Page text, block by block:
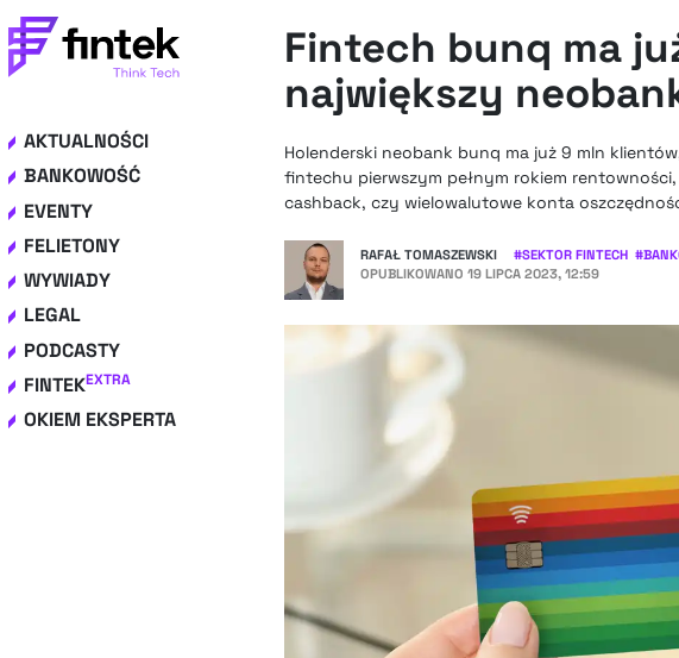
AKTUALNOŚCI
BANKOWOŚĆ
EVENTY
FELIETONY
WYWIADY
LEGAL
PODCASTY
FINTEKEXTRA
OKIEM EKSPERTA
Fintech bunq ma
największy
Holenderski neobank bunq ma już 9 mln
fintechu pierwszym pełnym rokiem
cashback, czy wielowalutowe konta
RAFAŁ TOMASZEWSKI #SEKTOR FINTECH #
OPUBLIKOWANO 19 LIPCA 2023, 12:59